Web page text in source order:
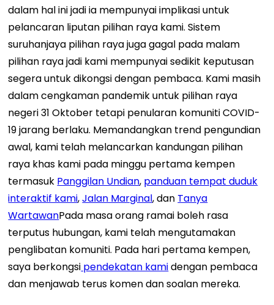
dalam hal ini jadi ia mempunyai implikasi untuk
pelancaran liputan pilihan raya kami. Sistem
suruhanjaya pilihan raya juga gagal pada malam
pilihan raya jadi kami mempunyai sedikit keputusan
segera untuk dikongsi dengan pembaca. Kami masih
dalam cengkaman pandemik untuk pilihan raya
negeri 31 Oktober tetapi penularan komuniti COVID-
19 jarang berlaku. Memandangkan trend pengundian
awal, kami telah melancarkan kandungan pilihan
raya khas kami pada minggu pertama kempen
termasuk Panggilan Undian, panduan tempat duduk
interaktif kami,Jalan Marginal, dan Tanya
WartawanPada masa orang ramai boleh rasa
terputus hubungan, kami telah mengutamakan
penglibatan komuniti. Pada hari pertama kempen,
saya berkongsi pendekatan kamidengan pembaca
dan menjawab terus komen dan soalan mereka.